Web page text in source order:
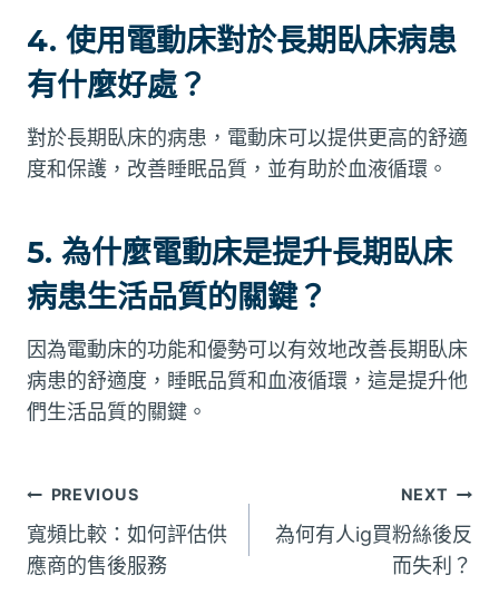
4. 使用電動床對於長期臥床病患
有什麼好處？
對於長期臥床的病患，電動床可以提供更高的舒適
度和保護，改善睡眠品質，並有助於血液循環。
5. 為什麼電動床是提升長期臥床
病患生活品質的關鍵？
因為電動床的功能和優勢可以有效地改善長期臥床
病患的舒適度，睡眠品質和血液循環，這是提升他
們生活品質的關鍵。
文
章
PREVIOUS
寬頻比較：如何評估供
應商的售後服務
NEXT
為何有人ig買粉絲後反
而失利？